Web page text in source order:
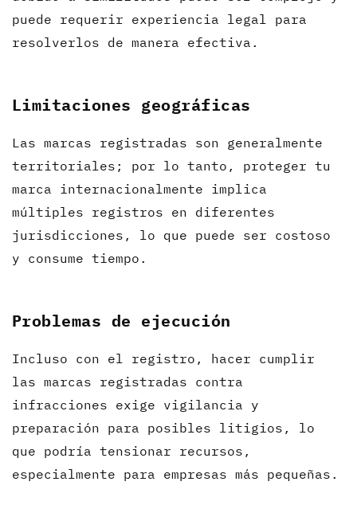
puede requerir experiencia legal para
resolverlos de manera efectiva.
Limitaciones geográficas
Las marcas registradas son generalmente
territoriales; por lo tanto, proteger tu
marca internacionalmente implica
múltiples registros en diferentes
jurisdicciones, lo que puede ser costoso
y consume tiempo.
Problemas de ejecución
Incluso con el registro, hacer cumplir
las marcas registradas contra
infracciones exige vigilancia y
preparación para posibles litigios, lo
que podría tensionar recursos,
especialmente para empresas más pequeñas.